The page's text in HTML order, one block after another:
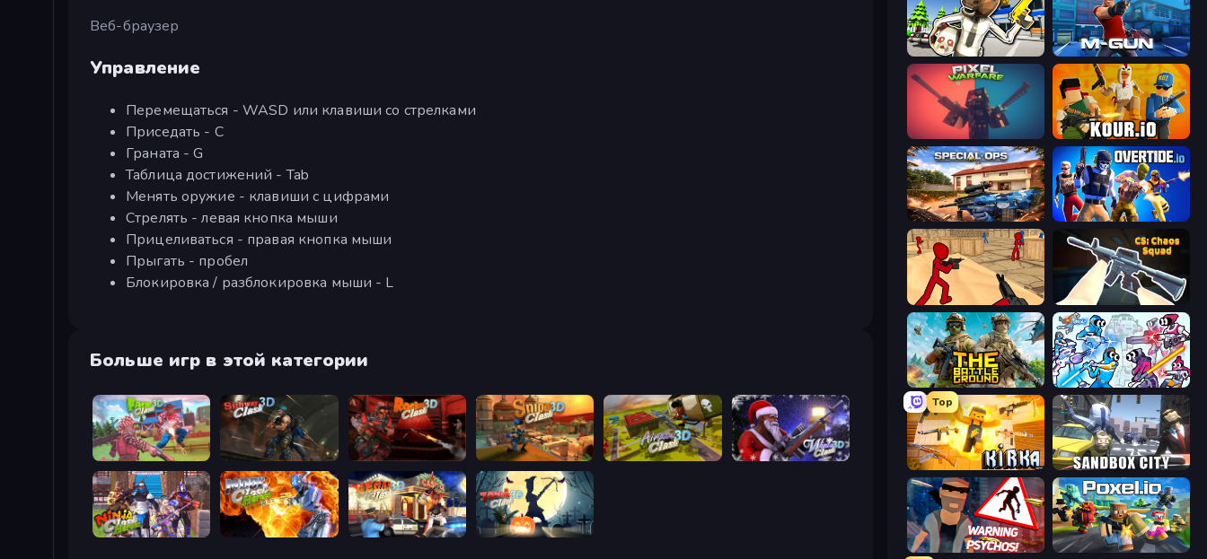
Веб-браузер
Управление
Перемещаться - WASD или клавиши со стрелками
Приседать - C
Граната - G
Таблица достижений - Tab
Менять оружие - клавиши с цифрами
Стрелять - левая кнопка мыши
Прицеливаться - правая кнопка мыши
Прыгать - пробел
Блокировка / разблокировка мыши - L
Больше игр в этой категории
Farm Clash 3D Subway Clash Remastered Rocket Clash 3D Sniper Clash 3D Airport Clash 3D Winter Clash 3D
Ninja Clash Heroes Moon Clash Heroes Vegas Clash 3D Zombie Clash 3D: Halloween
Bank Robbery: Escape Muscle Gun.IO
Pixel Warfare Kour.io
Special Ops: GO Overtide.io
Stickman Counter Terror Strike CS: Chaos Squad
The Battleground Space Wars Battleground
Top
Kirka.io Sandbox City
City of Psychos Poxel.io